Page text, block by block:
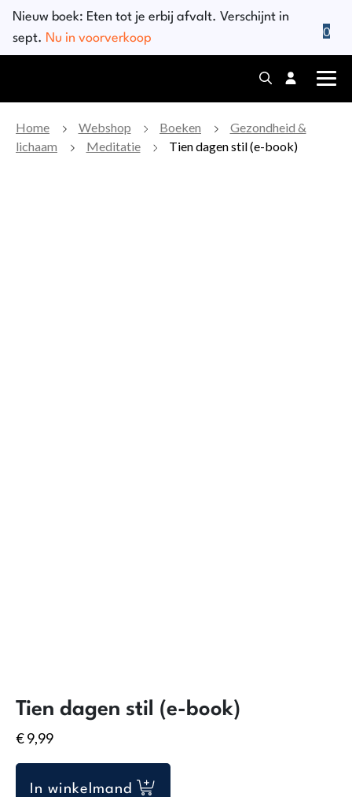
Skip
content
Nieuw boek: Eten tot je erbij afvalt. Verschijnt in
sept. Nu in voorverkoop 0
Home Webshop Boeken
Gezondheid &
lichaam
Meditatie Tien dagen stil (e-book)
Tien dagen stil (e-book)
€9,99
In winkelmand